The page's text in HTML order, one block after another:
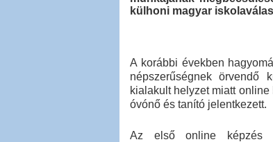
külhoni magyar
A korábbi években
népszerűségnek örvendő
kialakult helyzet miatt
óvónő és tanító jelentkezett.
Az első online képzés